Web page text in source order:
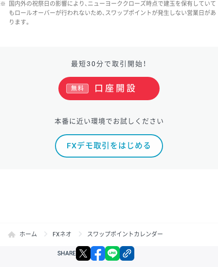
※
国内外の祝祭日の影響により、ニューヨーククローズ時点で建玉を保有していて
もロールオーバーが行われないため、スワップポイントが発生しない営業日があ
ります。
最短30分で取引開始！
口座開設
無料
本番に近い環境でお試しください
FXデモ取引をはじめる
ホーム FXネオ スワップポイントカレンダー
SHARE X facebook